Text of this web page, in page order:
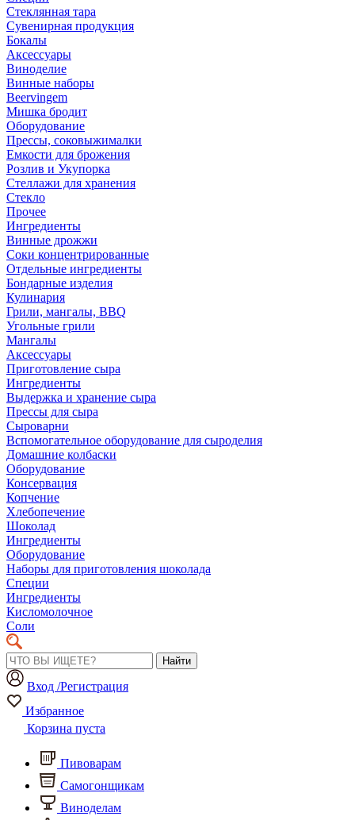
Стеклянная тара
Сувенирная продукция
Бокалы
Аксессуары
Виноделие
Винные наборы
Beervingem
Мишка бродит
Оборудование
Прессы, соковыжималки
Емкости для брожения
Розлив и Укупорка
Стеллажи для хранения
Стекло
Прочее
Ингредиенты
Винные дрожжи
Соки концентрированные
Отдельные ингредиенты
Бондарные изделия
Кулинария
Грили, мангалы, BBQ
Угольные грили
Мангалы
Аксессуары
Приготовление сыра
Ингредиенты
Выдержка и хранение сыра
Прессы для сыра
Сыроварни
Вспомогательное оборудование для сыроделия
Домашние колбаски
Оборудование
Консервация
Копчение
Хлебопечение
Шоколад
Ингредиенты
Оборудование
Наборы для приготовления шоколада
Специи
Ингредиенты
Кисломолочное
Соли
Найти
Вход /Регистрация
Избранное
Корзина пуста
Пивоварам
Самогонщикам
Виноделам